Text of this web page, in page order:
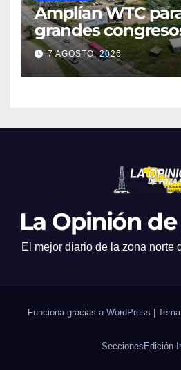
Amplían WTC
grandes
7 AGOSTO, 2026
La Opinión de
El mejor diario de la zona norte
Funciona gracias a WordPress
Secciones Edición